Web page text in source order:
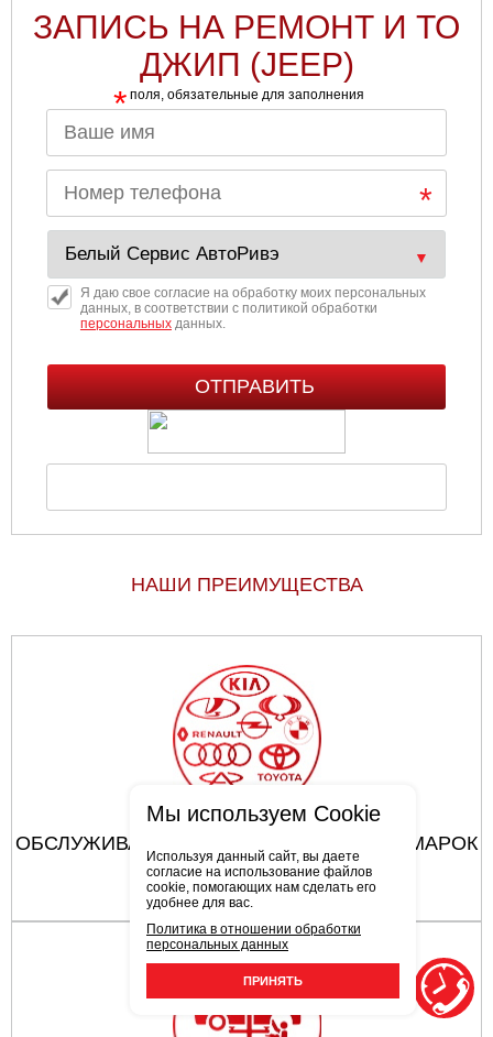
ЗАПИСЬ НА РЕМОНТ И ТО
ДЖИП (JEEP)
* поля, обязательные для заполнения
Я даю свое согласие на обработку моих персональных
данных, в соответствии с политикой обработки
персональныхданных.
НАШИ ПРЕИМУЩЕСТВА
ОБСЛУЖИВАЮТСЯ АВТОМОБИЛИ ВСЕХ МАРОК
Мы используем Cookie
Используя данный сайт, вы даете
согласие на использование файлов
cookie, помогающих нам сделать его
удобнее для вас.
Политика в отношении обработки
персональных данных
ПРИНЯТЬ